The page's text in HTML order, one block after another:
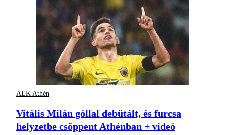
AEK Athén
Vitális Milán góllal debütált, és furcsa
helyzetbe csöppent Athénban + videó